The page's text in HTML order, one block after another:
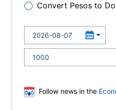
Convert Pesos to
Follow news in the